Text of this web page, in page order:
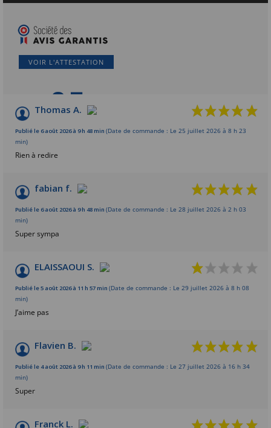
VOIR L'ATTESTATION
9.7 /10
Basé sur 369 avis
Thomas A.
Publié le 6 août 2026 à 9 h 48 min (Date de commande : Le 25 juillet 2026 à 8 h 23
min)
Rien à redire
fabian f.
Publié le 6 août 2026 à 9 h 48 min (Date de commande : Le 28 juillet 2026 à 2 h 03
min)
Super sympa
ELAISSAOUI S.
Publié le 5 août 2026 à 11 h 57 min (Date de commande : Le 29 juillet 2026 à 8 h 08
min)
J’aime pas
Flavien B.
Publié le 4 août 2026 à 9 h 11 min (Date de commande : Le 27 juillet 2026 à 16 h 34
min)
Super
Franck L.